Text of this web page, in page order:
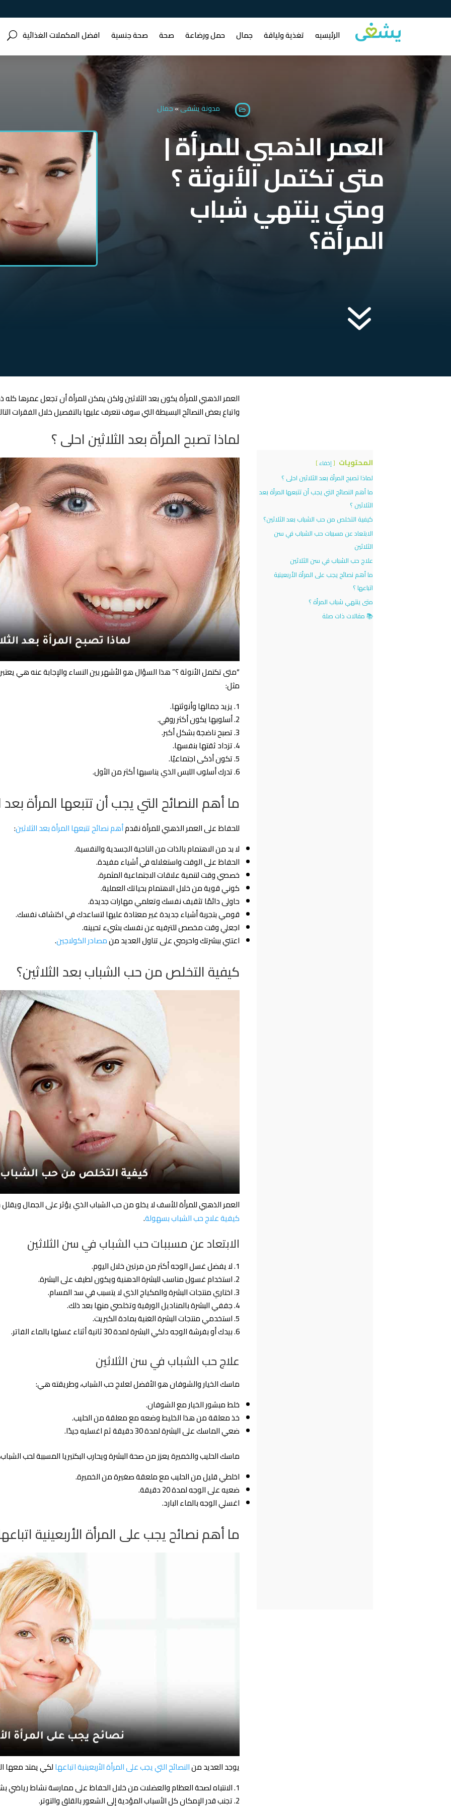
الرئيسيه تغذية ولياقة جمال حمل ورضاعة صحة صحة جنسية افضل المكملات الغذائية
 مدونة يشفى»جمال
العمر الذهبي للمرأة |
متى تكتمل الأنوثة ؟
ومتى ينتهي شباب
المرأة؟
7
العمر الذهبي للمرأة يكون بعد الثلاثين ولكن يمكن للمرأة أن تجعل عمرها
واتباع بعض النصائح البسيطة التي سوف نتعرف عليها بالتفصيل خلال الفقرات
لماذا تصبح المرأة بعد الثلاثين احلى ؟
“متى تكتمل الأنوثة ؟” هذا السؤال هو الأشهر بين النساء والإجابة عنه هي
مثل:
يزيد جمالها وأنوثتها.
أسلوبها يكون أكثر روقي.
تصبح ناضجة بشكل أكبر.
تزداد ثقتها بنفسها.
تكون أذكى اجتماعيًا.
تدرك أسلوب اللبس الذي يناسبها أكثر من الأول.
ما أهم النصائح التي يجب أن تتبعها المرأة بعد
للحفاظ على العمر الذهبي للمرأة نقدمأهم نصائح تتبعها المرأة بعد الثلاثين:
لا بد من الاهتمام بالذات من الناحية الجسدية والنفسية.
الحفاظ على الوقت واستغلاله في أشياء مفيدة.
خصصي وقت لتنمية علاقات الاجتماعية المثمرة.
كوني قوية من خلال الاهتمام بحياتك العملية.
حاولى دائمًا تثقيف نفسك وتعلمي مهارات جديدة.
قومي بتجربة أشياء جديدة غير معتادة عليها لتساعدك في اكتشاف نفسك.
اجعلي وقت مخصص للترفيه عن نفسك بشيء تحبينه.
اعتني ببشرتك واحرصي على تناول العديد منمصادر الكولاجين.
كيفية التخلص من حب الشباب بعد الثلاثين؟
العمر الذهبي للمرأة للأسف لا يخلو من حب الشباب الذي يؤثر على الجمال
كيفية علاج حب الشباب بسهولة.
الابتعاد عن مسببات حب الشباب في سن الثلاثين
لا يفضل غسل الوجه أكثر من مرتين خلال اليوم.
استخدام غسول مناسب للبشرة الدهنية ويكون لطيف على البشرة.
اختاري منتجات البشرة والمكياج الذي لا يتسبب في سد المسام.
جففي البشرة بالمناديل الورقية وتخلصي منها بعد ذلك.
استخدمي منتجات البشرة الغنية بمادة الكبريت.
بيدك أو بفرشة الوجه دلكي البشرة لمدة 30 ثانية أثناء غسلها بالماء الفاتر.
علاج حب الشباب في سن الثلاثين
ماسك الخيار والشوفان هو الأفضل لعلاج حب الشباب، وطريقته هي:
خلط مبشور الخيار مع الشوفان.
خذ معلقة من هذا الخليط وضعه مع معلقة من الحليب.
ضعي الماسك على البشرة لمدة 30 دقيقة ثم اغسليه جيدًا.
ماسك الحليب والخميرة يعزز من صحة البشرة ويحارب البكتيريا المسببة لحب
اخلطي قليل من الحليب مع ملعقة صغيرة من الخميرة.
ضعيه على الوجه لمدة 20 دقيقة.
اغسلي الوجه بالماء البارد.
ما أهم نصائح يجب على المرأة الأربعينية
يوجد العديد منالنصائح التي يجب على المرأة الأربعينية اتباعهالكي يمتد معها
الانتباه لصحة العظام والعضلات من خلال الحفاظ على ممارسة نشاط رياضي
تجنب قدر الإمكان كل الأسباب المؤدية إلى الشعور بالقلق والتوتر.
المحتويات إخفاء
لماذا تصبح المرأة بعد الثلاثين احلى ؟
ما أهم النصائح التي يجب أن تتبعها المرأة بعد
الثلاثين ؟
كيفية التخلص من حب الشباب بعد الثلاثين؟
الابتعاد عن مسببات حب الشباب في سن
الثلاثين
علاج حب الشباب في سن الثلاثين
ما أهم نصائح يجب على المرأة الأربعينية
اتباعها ؟
متى ينتهي شباب المرأة ؟
📚 مقالات ذات صلة